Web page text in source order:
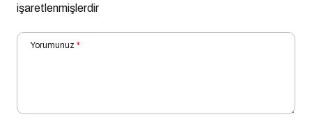
işaretlenmişlerdir
Yorumunuz *